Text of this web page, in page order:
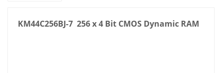
KM44C256BJ-7 256 x 4 Bit CMOS Dynamic RAM